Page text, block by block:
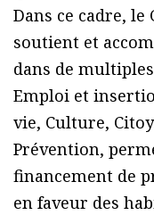
Dans ce cadre, le
soutient et
dans de
Emploi et
vie, Culture,
Prévention,
financement de
en faveur des